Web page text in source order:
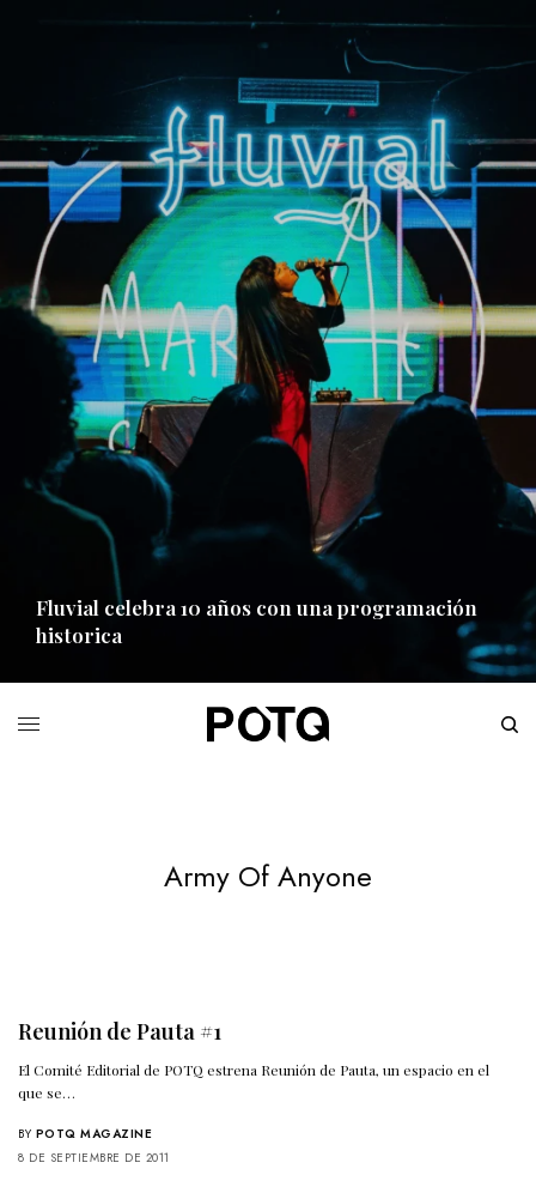
Fluvial celebra 10 años con una programación
historica
Army Of Anyone
Reunión de Pauta #1
El Comité Editorial de POTQ estrena Reunión de Pauta, un espacio en el
que se…
BY POTQ MAGAZINE
8 DE SEPTIEMBRE DE 2011